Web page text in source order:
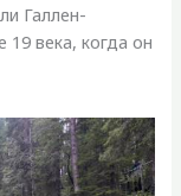
Галлен-
19 века, когда он